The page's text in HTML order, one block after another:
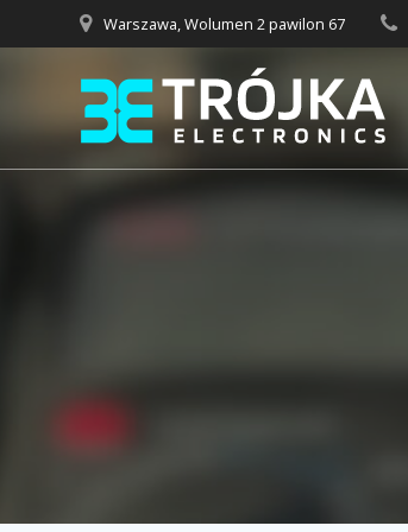
do
Warszawa, Wolumen 2 pawilon 67